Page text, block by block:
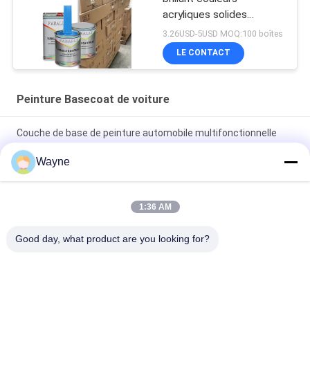
acryliques solides
Peinture automobile pour
réparation de carrosserie
de voiture d'occasion
3.26USD-5USD MOQ:100 boîtes
LE CONTACT
Peinture Basecoat de voiture
Couche de base de peinture automobile multifonctionnelle
résistante aux UV
Vêtements à base claire pour automobile à l' épreuve du
acrylique résistant aux intempéries
Wayne
1:36 AM
Good day, what product are you looking for?